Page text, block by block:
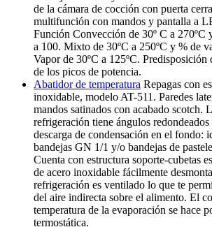
de la cámara de cocción con puerta
multifunción con mandos y pantalla a
Función Convección de 30º C a 270ºC
a 100. Mixto de 30ºC a 250ºC y % de
Vapor de 30ºC a 125ºC. Predisposición
de los picos de potencia.
Abatidor de temperatura Repagas con
inoxidable, modelo AT-511. Paredes
mandos satinados con acabado scotch.
refrigeración tiene ángulos
descarga de condensación en el fondo:
bandejas GN 1/1 y/o bandejas de
Cuenta con estructura soporte-cubetas
de acero inoxidable fácilmente
refrigeración es ventilado lo que te
del aire indirecta sobre el alimento. El
temperatura de la evaporación se hace
termostática.